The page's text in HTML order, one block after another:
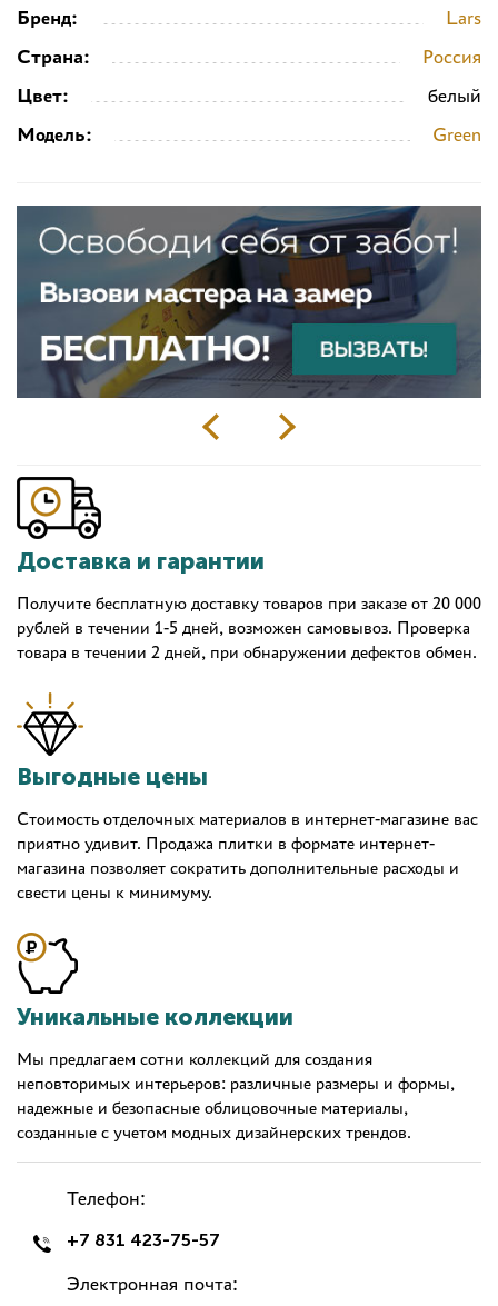
Бренд:
Lars
Страна:
Россия
Цвет:
белый
Модель:
Green
Доставка и гарантии
Получите бесплатную доставку товаров при заказе от 20 000
рублей в течении 1-5 дней, возможен самовывоз. Проверка
товара в течении 2 дней, при обнаружении дефектов обмен.
Выгодные цены
Стоимость отделочных материалов в интернет-магазине вас
приятно удивит. Продажа плитки в формате интернет-
магазина позволяет сократить дополнительные расходы и
свести цены к минимуму.
Уникальные коллекции
Мы предлагаем сотни коллекций для создания
неповторимых интерьеров: различные размеры и формы,
надежные и безопасные облицовочные материалы,
созданные с учетом модных дизайнерских трендов.
Телефон:
+7 831 423-75-57
Электронная почта: